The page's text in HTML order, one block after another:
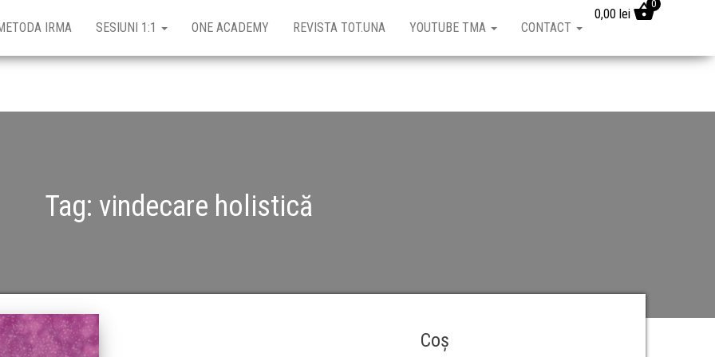
IRMA SESIUNI 1:1 ONE ACADEMY REVISTA TOT.UNA YOUTUBE TMA CONTACT
0,00 lei
0
Tag: vindecare holistică
Coș